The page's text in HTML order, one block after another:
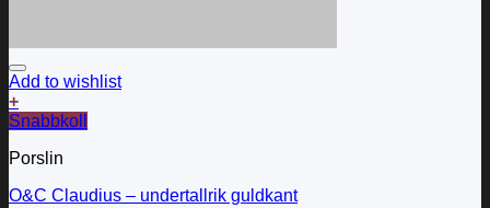
Add to wishlist
+
Snabbkoll
Porslin
O&C Claudius – undertallrik guldkant